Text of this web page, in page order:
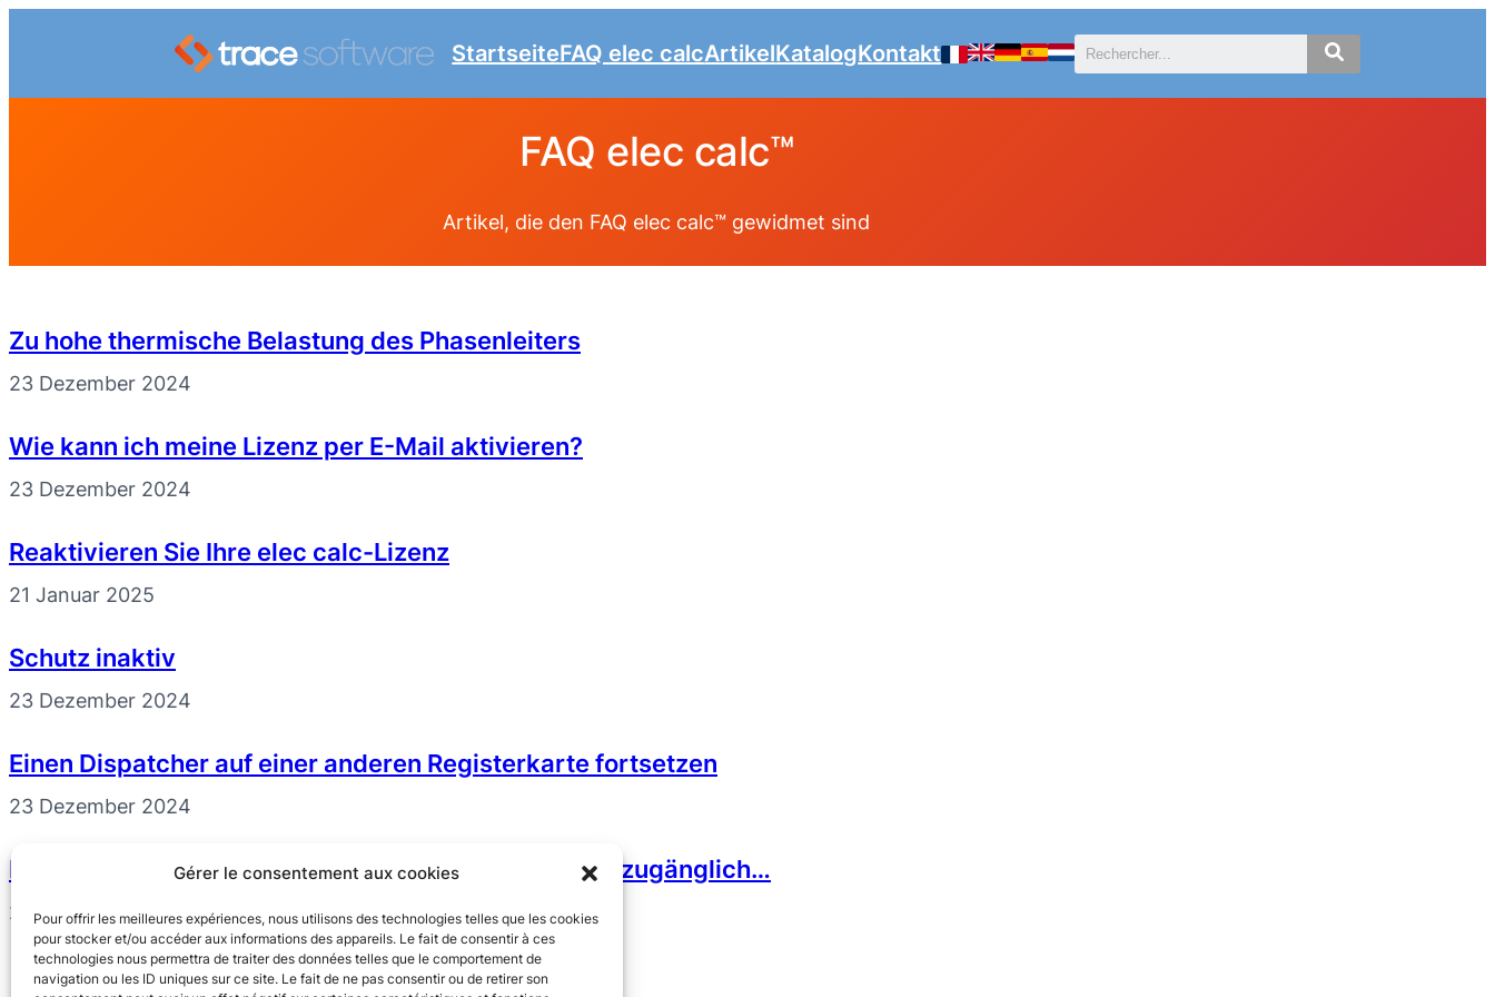
Gérer le consentement aux cookies
Pour offrir les meilleures expériences, nous utilisons des technologies telles que les cookies
pour stocker et/ou accéder aux informations des appareils. Le fait de consentir à ces
technologies nous permettra de traiter des données telles que le comportement de
navigation ou les ID uniques sur ce site. Le fait de ne pas consentir ou de retirer son
StartseiteFAQ elec calcArtikelKatalogKontakt
FAQ elec calc™
Artikel, die den FAQ elec calc™ gewidmet sind
Zu hohe thermische Belastung des Phasenleiters
23 Dezember 2024
Wie kann ich meine Lizenz per E-Mail aktivieren?
23 Dezember 2024
Reaktivieren Sie Ihre elec calc-Lizenz
21 Januar 2025
Schutz inaktiv
23 Dezember 2024
Einen Dispatcher auf einer anderen Registerkarte fortsetzen
23 Dezember 2024
Der IST-Dienst funktioniert nicht mehr oder ist nicht zugänglich…
23 Dezember 2024